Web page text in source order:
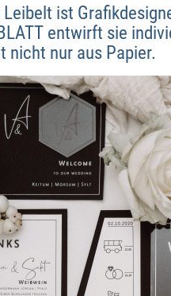
ist
entwirft sie
nicht nur aus Papier.